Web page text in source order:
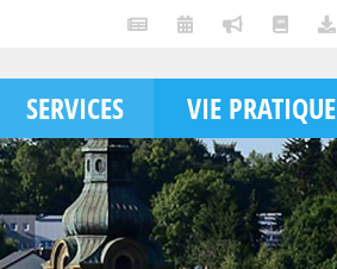
SERVICES VIE PRATIQUE